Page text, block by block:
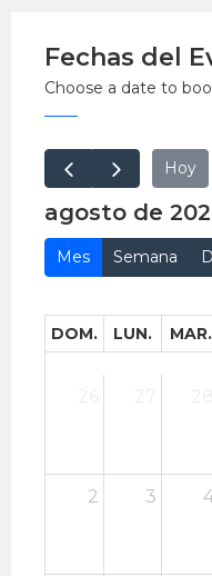
Prohibido el
Fechas del
Choose a date to
Hoy
agosto de
Mes Semana
DOM. LUN. MAR.
2 3